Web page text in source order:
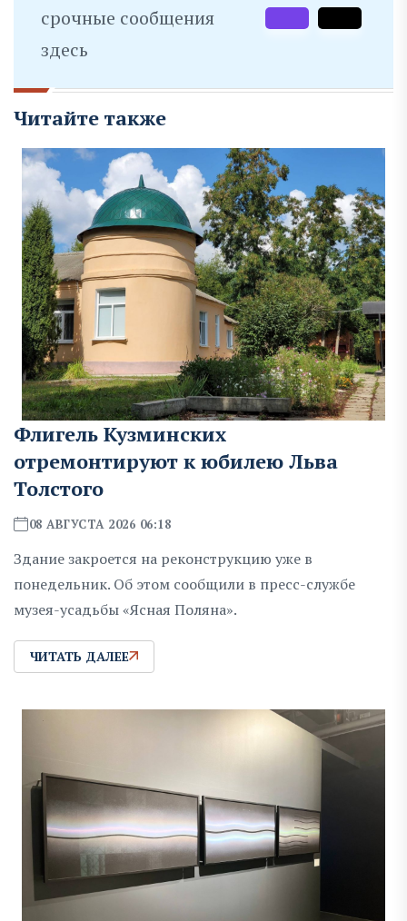
срочные сообщения
здесь
Читайте также
Флигель Кузминских
отремонтируют к юбилею Льва
Толстого
08 АВГУСТА 2026 06:18
Здание закроется на реконструкцию уже в
понедельник. Об этом сообщили в пресс-службе
музея-усадьбы «Ясная Поляна».
ЧИТАТЬ ДАЛЕЕ